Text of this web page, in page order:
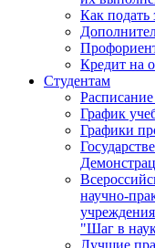
Как подать
Кредит на
Студентам
График
Графики
научно-
"Шаг в
Лучшие